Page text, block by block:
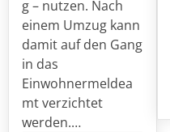
g – nutzen. Nach
einem Umzug kann
damit auf den Gang
in das
Einwohnermeldea
mt verzichtet
werden.…